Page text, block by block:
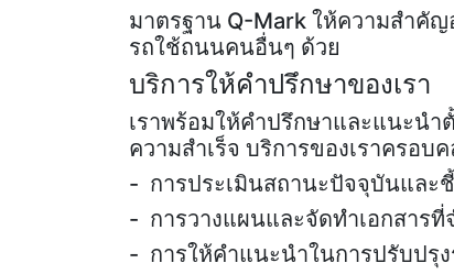
มาตรฐาน Q-Mark ให้ความสำคั
รถใช้ถนนคนอื่นๆ ด้วย
บริการให้คำปรึกษาของเรา
เราพร้อมให้คำปรึกษาและแนะน
ความสำเร็จ บริการของเราครอบ
- การประเมินสถานะปัจจุบันและ
- การวางแผนและจัดทำเอกสาร
- การให้คำแนะนำในการปรับปรุ